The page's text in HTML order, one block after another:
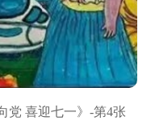
党 喜迎七一》-第4张